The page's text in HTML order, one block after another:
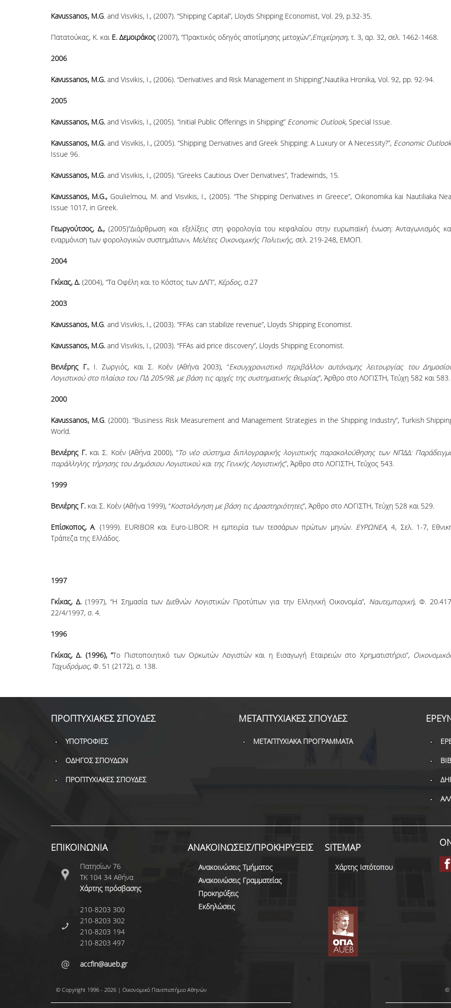
Kavussanos, M.G. and Visvikis, I., (2007). “Shipping Capital”, Lloyds Shipping Economist, Vol. 29, p.32-35.
Πατατούκας, Κ. και Ε. Δεμοιράκος(2007), “Πρακτικός οδηγός αποτίμησης μετοχών”,Επιχείρηση, τ. 3, αρ. 32, σελ. 1462-1468.
2006
Kavussanos, M.G.and Visvikis, I., (2006). “Derivatives and Risk Management in Shipping”,Nautika Hronika, Vol. 92, pp. 92-94.
2005
Kavussanos, M.G.and Visvikis, I., (2005). “Initial Public Offerings in Shipping” Economic Outlook, Special Issue.
Kavussanos, M.G. and Visvikis, I., (2005). “Shipping Derivatives and Greek Shipping: A Luxury or A Necessity?”, Economic
Issue 96.
Kavussanos, M.G.and Visvikis, I., (2005). “Greeks Cautious Over Derivatives”, Tradewinds, 15.
Kavussanos, M.G., Goulielmou, M. and Visvikis, I., (2005). “The Shipping Derivatives in Greece”, Oikonomika kai Nautiliaka
Issue 1017, in Greek.
Γεωργούτσος, Δ., (2005)“Διάρθρωση και εξελίξεις στη φορολογία του κεφαλαίου στην ευρωπαϊκή ένωση: Ανταγωνισμός
εναρμόνιση των φορολογικών συστημάτων», Μελέτες Οικονομικής Πολιτικής, σελ. 219-248, ΕΜΟΠ.
2004
Γκίκας, Δ.(2004), “Tα Οφέλη και το Κόστος των ΔΛΠ”, Κέρδος, σ.27
2003
Kavussanos, M.G. and Visvikis, I., (2003). “FFAs can stabilize revenue”, Lloyds Shipping Economist.
Kavussanos, M.G.and Visvikis, I., (2003). “FFAs aid price discovery”, Lloyds Shipping Economist.
Βενιέρης Γ., Ι. Ζωργιός, και Σ. Κοέν (Αθήνα 2003), ‘‘Εκσυγχρονιστικό περιβάλλον αυτόνομης λειτουργίας του
Λογιστικού στο πλαίσιο του ΠΔ 205/98, με βάση τις αρχές της συστηματικής θεωρίας’’, Άρθρο στο ΛΟΓΙΣΤΗ, Τεύχη 582 και 583.
2000
Kavussanos, M.G. (2000). “Business Risk Measurement and Management Strategies in the Shipping Industry”, Turkish
World.
Βενιέρης Γ. και Σ. Κοέν (Αθήνα 2000), ‘‘Το νέο σύστημα διπλογραφικής λογιστικής παρακολούθησης των ΝΠΔΔ:
παράλληλης τήρησης του Δημόσιου Λογιστικού και της Γενικής Λογιστικής’’, Άρθρο στο ΛΟΓΙΣΤΗ, Τεύχος 543.
1999
Βενιέρης Γ. και Σ. Κοέν (Αθήνα 1999), ‘‘Κοστολόγηση με βάση τις Δραστηριότητες’’, Άρθρο στο ΛΟΓΙΣΤΗ, Τεύχη 528 και 529.
Επίσκοπος, Α. (1999). EURIBOR και Euro-LIBOR: Η εμπειρία των τεσσάρων πρώτων μηνών. ΕΥΡΩΝΕΑ, 4, Σελ. 1-7,
Τράπεζα της Ελλάδος.
1997
Γκίκας, Δ.(1997), “H Σημασία των Διεθνών Λογιστικών Προτύπων για την Ελληνική Οικονομία”, Ναυτεμπορική, Φ.
22/4/1997, σ. 4.
1996
Γκίκας, Δ. (1996), “Το Πιστοποιητικό των Ορκωτών Λογιστών και η Εισαγωγή Εταιρειών στο Χρηματιστήριο”,
Ταχυδρόμος, Φ. 51 (2172), σ. 138.
ΠΡΟΠΤΥΧΙΑΚΕΣ ΣΠΟΥΔΕΣ
ΥΠΟΤΡΟΦΙΕΣ
ΟΔΗΓΟΣ ΣΠΟΥΔΩΝ
ΠΡΟΠΤΥΧΙΑΚΕΣ ΣΠΟΥΔΕΣ
ΜΕΤΑΠΤΥΧΙΑΚΕΣ ΣΠΟΥΔΕΣ
ΜΕΤΑΠΤΥΧΙΑΚΑ ΠΡΟΓΡΑΜΜΑΤΑ
ΕΠΙΚΟΙΝΩΝΙΑ
Πατησίων 76
ΤΚ 104 34 Αθήνα
Χάρτης πρόσβασης
210-8203 300
210-8203 302
210-8203 194
210-8203 497
accfin@aueb.gr
ΑΝΑΚΟΙΝΩΣΕΙΣ/ΠΡΟΚΗΡΥΞΕΙΣ
Ανακοινώσεις Τμήματος
Ανακοινώσεις Γραμματείας
Προκηρύξεις
Εκδηλώσεις
SITEMAP
Χάρτης Ιστότοπου
© Copyright 1996 - 2026 | Οικονομικό Πανεπιστήμιο Αθηνών ©